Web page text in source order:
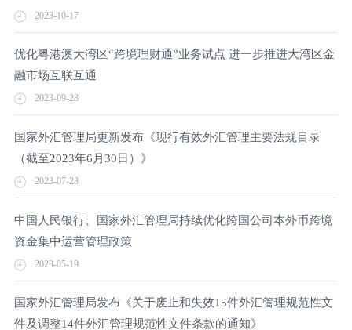
2023-10-17
优化粤港澳大湾区“跨境理财通”业务试点 进一步推进大湾区金
融市场互联互通
2023-09-28
国家外汇管理局更新发布《现行有效外汇管理主要法规目录
（截至2023年6月30日）》
2023-07-28
中国人民银行、国家外汇管理局持续优化跨国公司本外币跨境
资金集中运营管理政策
2023-05-19
国家外汇管理局发布《关于废止和失效15件外汇管理规范性文
件及调整14件外汇管理规范性文件条款的通知》